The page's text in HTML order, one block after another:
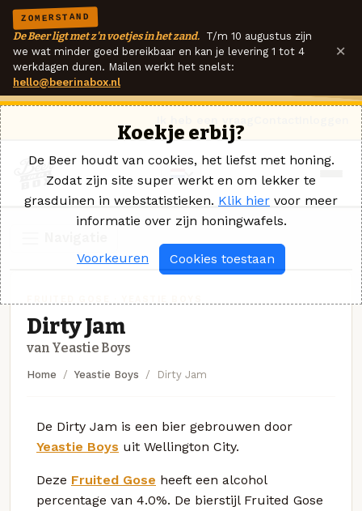
ZOMERSTAND
De Beer ligt met z'n voetjes in het zand. T/m 10 augustus zijn
we wat minder goed bereikbaar en kan je levering 1 tot 4
werkdagen duren. Mailen werkt het snelst:
hello@beerinabox.nl
×
Dirty Jam
van Yeastie Boys
Home Yeastie Boys Dirty Jam
De Dirty Jam is een bier gebrouwen door
Yeastie Boys uit Wellington City.
Deze Fruited Gose heeft een alcohol
percentage van 4.0%. De bierstijl Fruited Gose
Koekje erbij?
De Beer houdt van cookies, het liefst met honing.
Zodat zijn site super werkt en om lekker te
grasduinen in webstatistieken. Klik hier voor meer
informatie over zijn honingwafels.
Voorkeuren Cookies toestaan